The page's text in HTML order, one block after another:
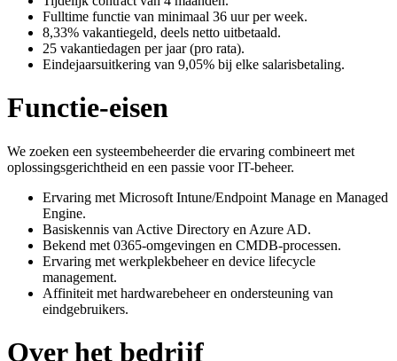
Fulltime functie van minimaal 36 uur per week.
8,33% vakantiegeld, deels netto uitbetaald.
25 vakantiedagen per jaar (pro rata).
Eindejaarsuitkering van 9,05% bij elke salarisbetaling.
Functie-eisen
We zoeken een systeembeheerder die ervaring combineert met
oplossingsgerichtheid en een passie voor IT-beheer.
Ervaring met Microsoft Intune/Endpoint Manage en Managed
Engine.
Basiskennis van Active Directory en Azure AD.
Bekend met 0365-omgevingen en CMDB-processen.
Ervaring met werkplekbeheer en device lifecycle
management.
Affiniteit met hardwarebeheer en ondersteuning van
eindgebruikers.
Over het bedrijf